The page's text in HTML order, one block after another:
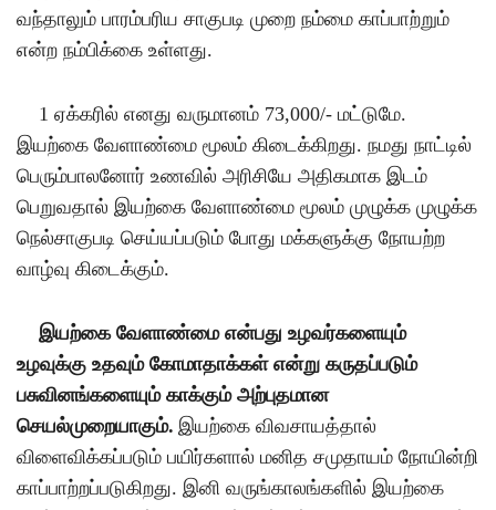
வந்தாலும் பாரம்பரிய சாகுபடி முறை நம்மை காப்பாற்றும்
என்ற நம்பிக்கை உள்ளது.
1 ஏக்கரில் எனது வருமானம் 73,000/- மட்டுமே.
இயற்கை வேளாண்மை மூலம் கிடைக்கிறது. நமது நாட்டில்
பெரும்பாலனோர் உணவில் அரிசியே அதிகமாக இடம்
பெறுவதால் இயற்கை வேளாண்மை மூலம் முழுக்க முழுக்க
நெல்சாகுபடி செய்யப்படும் போது மக்களுக்கு நோயற்ற
வாழ்வு கிடைக்கும்.
இயற்கை வேளாண்மை என்பது உழவர்களையும்
உழவுக்கு உதவும் கோமாதாக்கள் என்று கருதப்படும்
பசுவினங்களையும் காக்கும் அற்புதமான
செயல்முறையாகும். இயற்கை விவசாயத்தால்
விளைவிக்கப்படும் பயிர்களால் மனித சமுதாயம் நோயின்றி
காப்பாற்றப்படுகிறது. இனி வருங்காலங்களில் இயற்கை